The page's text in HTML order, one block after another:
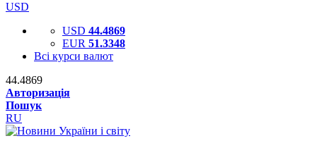
USD
USD 44.4869
EUR 51.3348
Всі курси валют
44.4869
Авторизація
Пошук
RU